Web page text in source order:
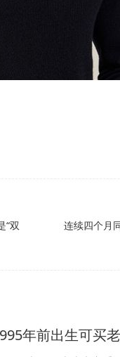
“双
连续四个月
年前出生可买